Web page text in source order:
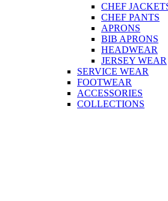
CHEF
CHEF PANTS
APRONS
BIB APRONS
HEADWEAR
JERSEY WEAR
SERVICE WEAR
FOOTWEAR
ACCESSORIES
COLLECTIONS